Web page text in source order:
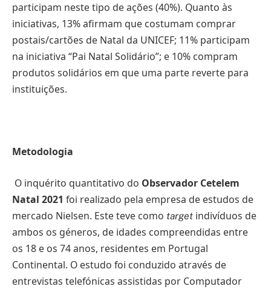
participam neste tipo de ações (40%). Quanto às
iniciativas, 13% afirmam que costumam comprar
postais/cartões de Natal da UNICEF; 11% participam
na iniciativa “Pai Natal Solidário”; e 10% compram
produtos solidários em que uma parte reverte para
instituições.
Metodologia
O inquérito quantitativo do Observador Cetelem
Natal 2021 foi realizado pela empresa de estudos de
mercado Nielsen. Este teve como target indivíduos de
ambos os géneros, de idades compreendidas entre
os 18 e os 74 anos, residentes em Portugal
Continental. O estudo foi conduzido através de
entrevistas telefónicas assistidas por Computador